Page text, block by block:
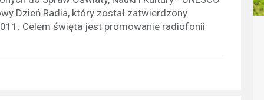
Dzień Radia, który został zatwierdzony
Celem święta jest promowanie radiofonii